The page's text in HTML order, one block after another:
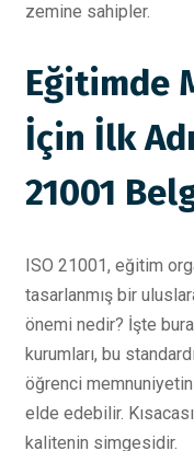
zemine sahipler.
Eğitimde
İçin İlk
21001
ISO 21001, eğitim
tasarlanmış bir
önemi nedir? İşte
kurumları, bu
öğrenci
elde edebilir.
kalitenin simgesidir.